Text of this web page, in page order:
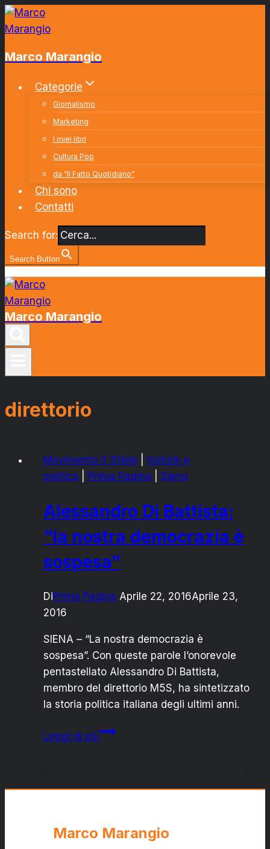
Salta
al
Marco Marangio
Categorie
Giornalismo
Marketing
I miei libri
Cultura Pop
da “Il Fatto Quotidiano”
Chi sono
Contatti
Search for:
Search Button
Marco Marangio
direttorio
Movimento 5 Stelle
Notizie e
politica
Prima Pagina Siena
Alessandro Di Battista:
“la nostra democrazia è
sospesa”
DiPrima Pagina Aprile 22, 2016Aprile 23,
2016
SIENA – “La nostra democrazia è
sospesa”. Con queste parole l’onorevole
pentastellato Alessandro Di Battista,
membro del direttorio M5S, ha sintetizzato
la storia politica italiana degli ultimi anni.
Leggi di piùAlessandro
è
Marco Marangio